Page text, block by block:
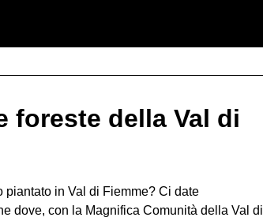
foreste della Val di
piantato in Val di Fiemme? Ci date
dove, con la Magnifica Comunità della Val di